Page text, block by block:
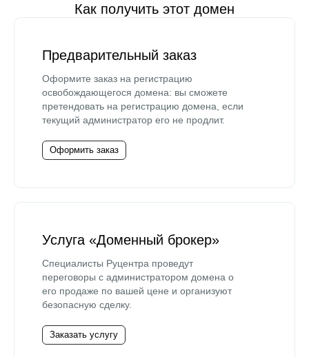
Как получить этот домен
Предварительный заказ
Оформите заказ на регистрацию
освобождающегося домена: вы сможете
претендовать на регистрацию домена, если
текущий администратор его не продлит.
Оформить заказ
Услуга «Доменный брокер»
Специалисты Руцентра проведут
переговоры с администратором домена о
его продаже по вашей цене и организуют
безопасную сделку.
Заказать услугу